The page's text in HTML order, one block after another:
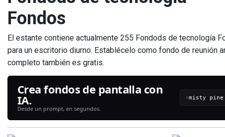
Fondos
El estante contiene actualmente 255 Fondods de tecnología
para un escritorio diurno. Establécelo como fondo de reunión
completo también es gratis.
Crea fondos de pantalla con
IA.
Desde un prompt, en segundos.
›